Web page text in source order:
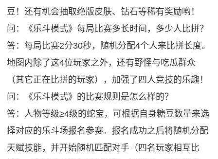
豆！还有机会抽取绝版皮肤、钻石等稀有奖励哟！
问：《乐斗模式》每局比赛多长时间，多少人比拼？
答：每局比赛2分30秒，随机分配4个人来比拼长度。
地图内除了这4位玩家之外，还有野怪与吃瓜群众
（其它正在比拼的玩家），加强了四人竞技的乐趣！
问：《乐斗模式》的比赛规则是怎么样的？
答：人物等级≥4级的蛇宝，可根据自身糖豆数量来选
择对应的乐斗场报名参赛。报名成功之后将随机分配
天赋技能，并开始随机匹配对手（四名玩家相互比